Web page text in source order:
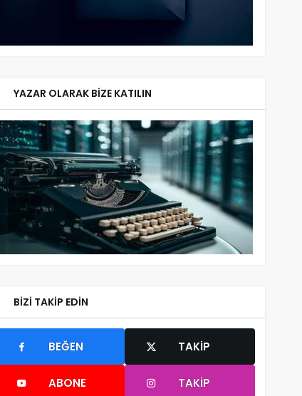
YAZAR OLARAK BIZE KATILIN
BIZI TAKIP EDIN
BEĞEN TAKIP
ABONE TAKIP